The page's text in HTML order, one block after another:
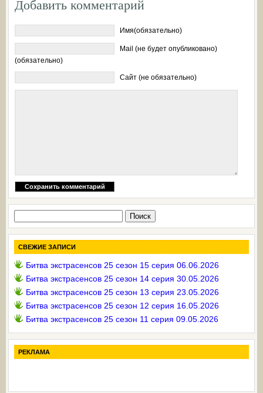
Добавить комментарий
Имя(обязательно)
Mail (не будет опубликовано)
(обязательно)
Сайт (не обязательно)
СВЕЖИЕ ЗАПИСИ
Битва экстрасенсов 25 сезон 15 серия 06.06.2026
Битва экстрасенсов 25 сезон 14 серия 30.05.2026
Битва экстрасенсов 25 сезон 13 серия 23.05.2026
Битва экстрасенсов 25 сезон 12 серия 16.05.2026
Битва экстрасенсов 25 сезон 11 серия 09.05.2026
РЕКЛАМА